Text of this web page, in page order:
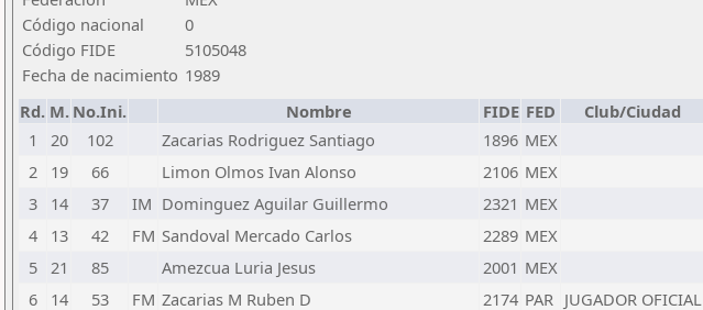
Código nacional
0
Código FIDE
5105048
Fecha de nacimiento 1989
Rd. M. No.Ini. Nombre FIDE FED Club/Ciudad
1
20 102 Zacarias Rodriguez Santiago 1896 MEX
2
19 66 Limon Olmos Ivan Alonso 2106 MEX
3
14 37 IM Dominguez Aguilar Guillermo 2321 MEX
4
13 42 FM Sandoval Mercado Carlos 2289 MEX
5 21 85 Amezcua Luria Jesus 2001 MEX
6
14 53 FM Zacarias M Ruben D 2174 PAR JUGADOR OFICIAL